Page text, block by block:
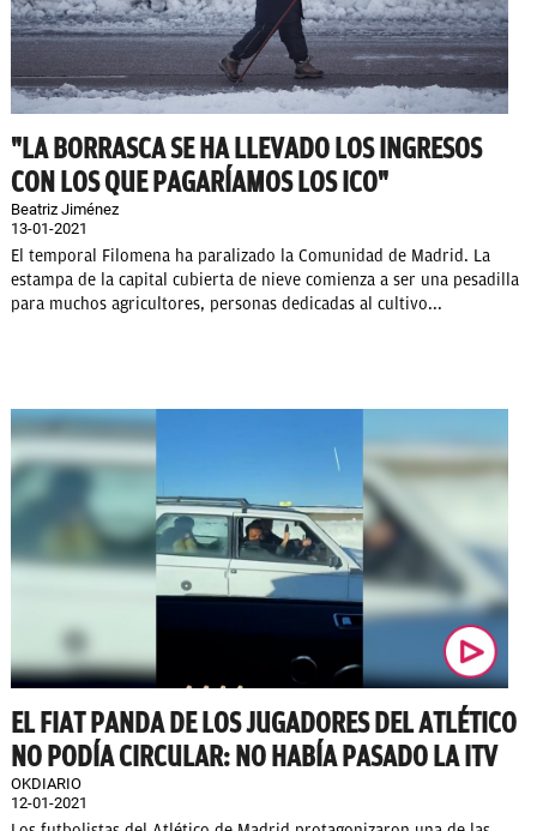
"LA BORRASCA SE HA LLEVADO LOS INGRESOS
CON LOS QUE PAGARÍAMOS LOS ICO"
Beatriz Jiménez
13-01-2021
El temporal Filomena ha paralizado la Comunidad de Madrid. La
estampa de la capital cubierta de nieve comienza a ser una pesadilla
para muchos agricultores, personas dedicadas al cultivo...
EL FIAT PANDA DE LOS JUGADORES DEL ATLÉTICO
NO PODÍA CIRCULAR: NO HABÍA PASADO LA ITV
OKDIARIO
12-01-2021